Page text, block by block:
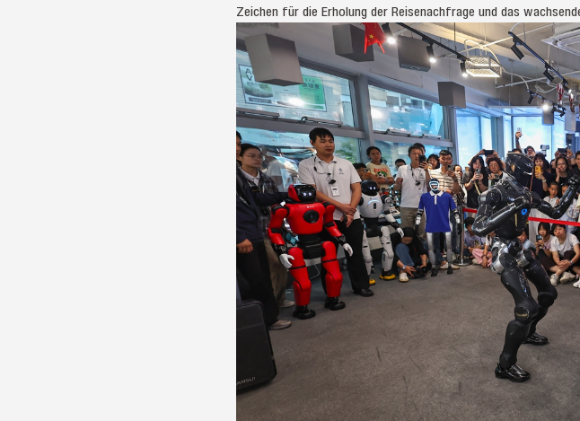
Zeichen für die Erholung der Reisenachfrage und das